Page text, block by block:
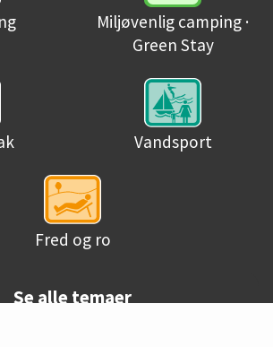
Miljøvenlig camping ·
Green Stay
Vandsport
Fred og ro
Se alle temaer